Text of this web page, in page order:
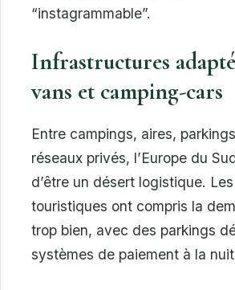
“instagrammable”.
Infrastructures
vans et camping-cars
Entre campings, aires,
réseaux privés, l’Europe du
d’être un désert logistique.
touristiques ont compris la
trop bien, avec des parkings
systèmes de paiement à la